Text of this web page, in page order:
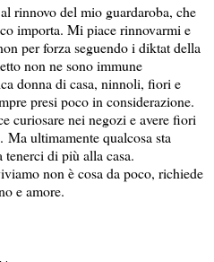
rinnovo del mio guardaroba, che
importa. Mi piace rinnovarmi e
per forza seguendo i diktat della
non ne sono immune
donna di casa, ninnoli, fiori e
presi poco in considerazione.
curiosare nei negozi e avere fiori
Ma ultimamente qualcosa sta
di più alla casa.
non è cosa da poco, richiede
e amore.